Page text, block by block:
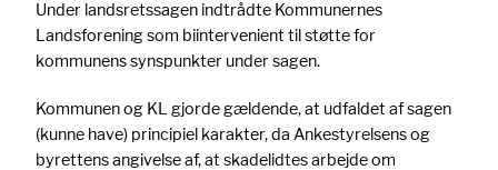
Under landsretssagen indtrådte Kommunernes
Landsforening som biintervenient til støtte for
kommunens synspunkter under sagen.
Kommunen og KL gjorde gældende, at udfaldet af sagen
(kunne have) principiel karakter, da Ankestyrelsens og
byrettens angivelse af, at skadelidtes arbejde om